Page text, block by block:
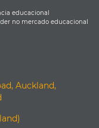
educacional
no mercado educacional
Auckland,